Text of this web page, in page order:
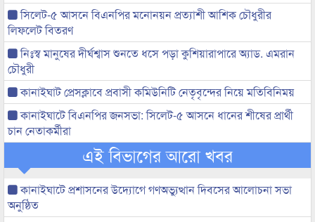
সিলেট-৫ আসনে বিএনপির মনোনয়ন প্রত্যাশী আশিক চৌধুরীর
লিফলেট বিতরণ
নিঃস্ব মানুষের দীর্ঘশ্বাস শুনতে ধসে পড়া কুশিয়ারাপারে অ্যাড. এমরান
চৌধুরী
কানাইঘাট প্রেসক্লাবে প্রবাসী কমিউনিটি নেতৃবৃন্দের নিয়ে মতিবিনিময়
কানাইঘাটে বিএনপির জনসভা: সিলেট-৫ আসনে ধানের শীষের প্রার্থী
চান নেতাকর্মীরা
এই বিভাগের আরো খবর
কানাইঘাটে প্রশাসনের উদ্যোগে গণঅভ্যুত্থান দিবসের আলোচনা সভা
অনুষ্ঠিত